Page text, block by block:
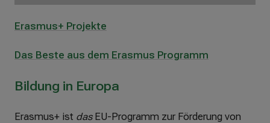
Erasmus+ Projekte
Das Beste aus dem Erasmus Programm
Bildung in Europa
Erasmus+ ist das EU-Programm zur Förderung von